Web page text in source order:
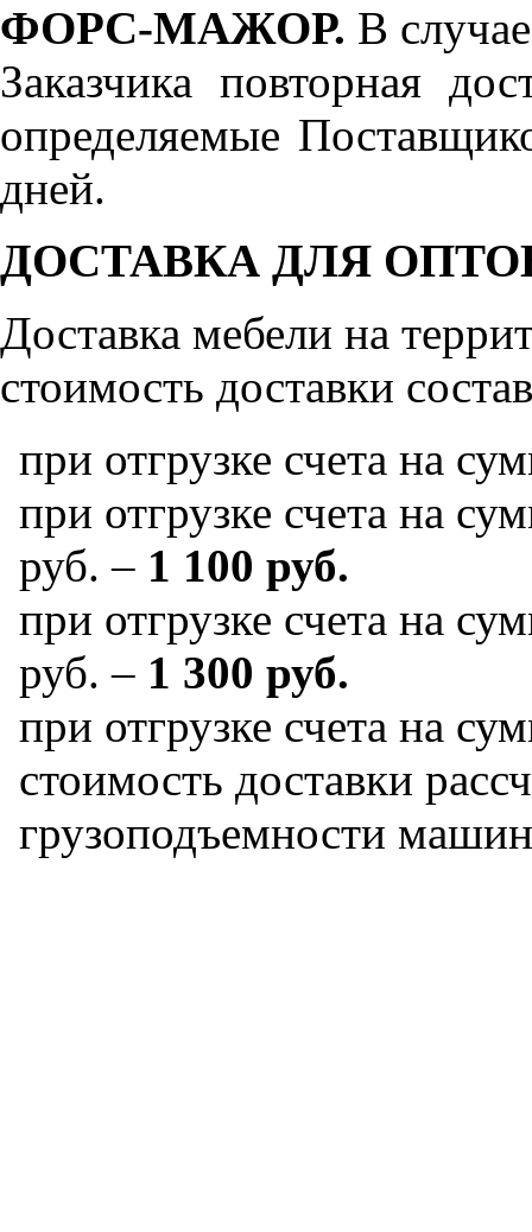
ФОРС-МАЖОР. В
Заказчика повторная
определяемые
дней.
ДОСТАВКА ДЛЯ
Доставка мебели на
стоимость доставки
при отгрузке счета на
при отгрузке счета на
руб. – 1 100 руб.
при отгрузке счета на
руб. – 1 300 руб.
при отгрузке счета на
стоимость доставки
грузоподъемности